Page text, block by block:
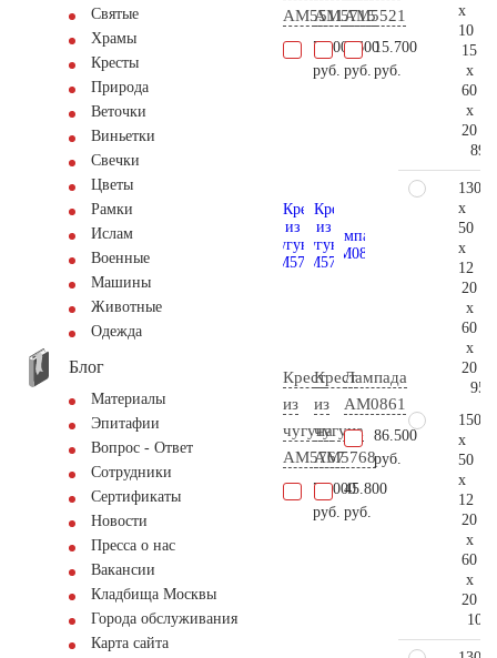
Святые
Храмы
Кресты
Природа
Веточки
Виньетки
Свечки
Цветы
Рамки
Ислам
Военные
Машины
Животные
Одежда
Блог
Материалы
Эпитафии
Вопрос - Ответ
Сотрудники
Сертификаты
Новости
Пресса о нас
Вакансии
Кладбища Москвы
Города обслуживания
Карта сайта
AM5511
7.100
руб.
AM5715
8.600
руб.
AM5521
15.700
руб.
Крест
из
чугуна
AM5767
77.000
руб.
Крест
из
чугуна
AM5768
45.800
руб.
Лампада
AM0861
86.500
руб.
x
10
15
x
60
x
20
130
x
50
x
12
20
x
60
x
20
150
x
50
x
12
20
x
60
x
20